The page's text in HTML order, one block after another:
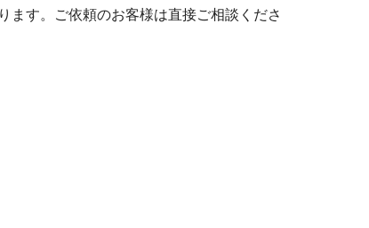
ます。ご依頼のお客様は直接ご相談くださ